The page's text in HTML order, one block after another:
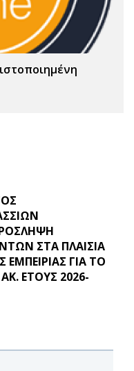
ΣΤΑ ΠΛΑΙΣΙΑ
ΓΙΑ ΤΟ
ΕΤΟΥΣ 2026-